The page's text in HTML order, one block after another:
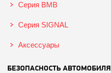
Серия BMB
Серия SIGNAL
Аксессуары
БЕЗОПАСНОСТЬ АВТОМОБИЛЯ